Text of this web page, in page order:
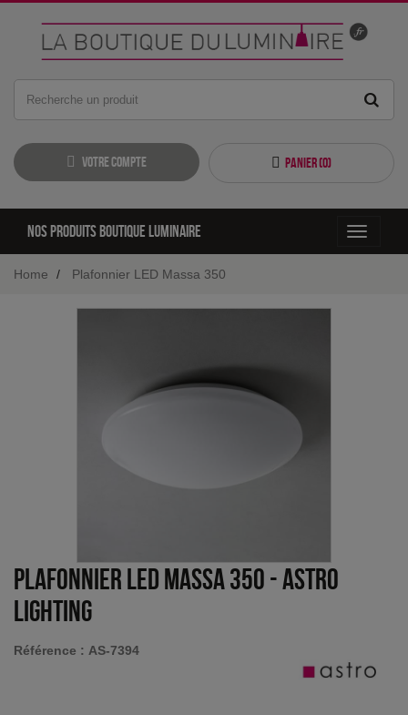
Votre compte Panier (0)
Toggle
Nos produits boutique luminaire
Home Plafonnier LED Massa 350
Plafonnier LED Massa 350 -Astro
Lighting
Référence : AS-7394